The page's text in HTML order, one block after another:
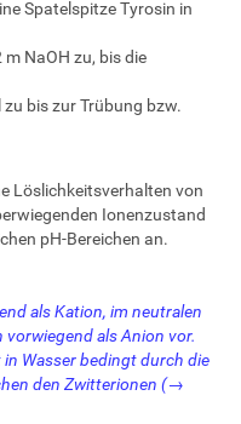
Spatelspitze Tyrosin in
NaOH zu, bis die
bis zur Trübung bzw.
Löslichkeitsverhalten von
Ionenzustand
pH-Bereichen an.
als Kation, im neutralen
als Anion vor.
Wasser bedingt durch die
den Zwitterionen (→